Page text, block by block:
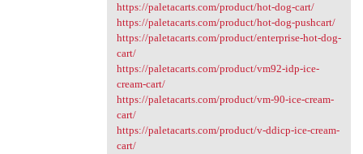
https://paletacarts.com/product/hot-dog-cart/
https://paletacarts.com/product/hot-dog-pushcart/
https://paletacarts.com/product/enterprise-hot-dog-
cart/
https://paletacarts.com/product/vm92-idp-ice-
cream-cart/
https://paletacarts.com/product/vm-90-ice-cream-
cart/
https://paletacarts.com/product/v-ddicp-ice-cream-
cart/